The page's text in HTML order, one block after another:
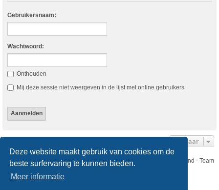
Deze website maakt gebruik van cookies om de
beste surfervaring te kunnen bieden.
Meer informatie
Gebruikersnaam:
Wachtwoord:
Onthouden
Mij deze sessie niet weergeven in de lijst met online gebruikers
Ga Naar
Nikon Club Nederland - Team
Forum